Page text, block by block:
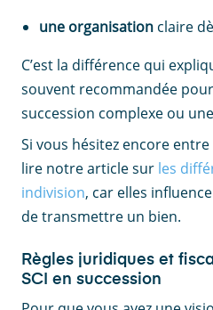
une organisation claire
C’est la différence qui
souvent recommandée
succession complexe ou
Si vous hésitez encore
lire notre article sur les
indivision, car elles
de transmettre un bien.
Règles juridiques et
SCI en succession